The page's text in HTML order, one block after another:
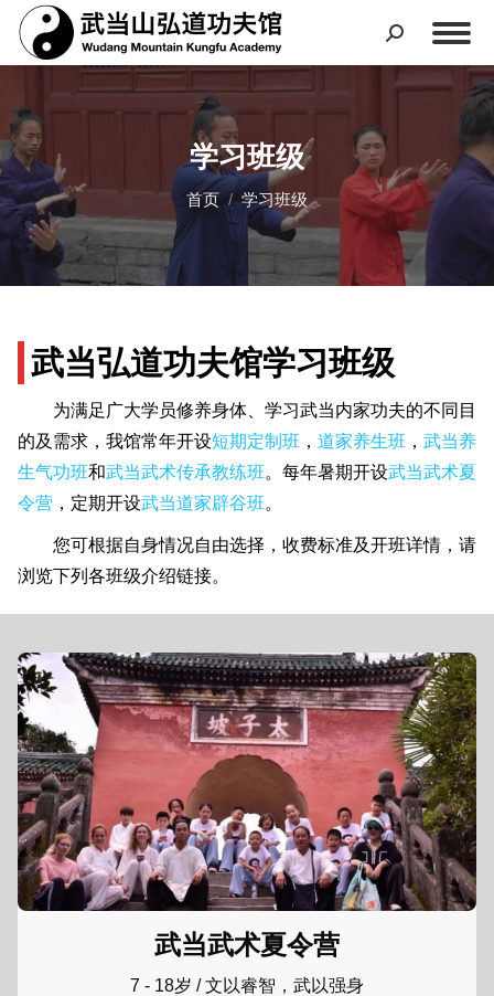
学习班级
您在这里：
首页 学习班级
武当弘道功夫馆学习班级
为满足广大学员修养身体、学习武当内家功夫的不同目
的及需求，我馆常年开设短期定制班 ， 道家养生班 ， 武当养
生气功班和武当武术传承教练班。每年暑期开设武当武术夏
令营 ，定期开设武当道家辟谷班。
您可根据自身情况自由选择，收费标准及开班详情，请
浏览下列各班级介绍链接。
武当武术夏令营
7 - 18岁 / 文以睿智，武以强身